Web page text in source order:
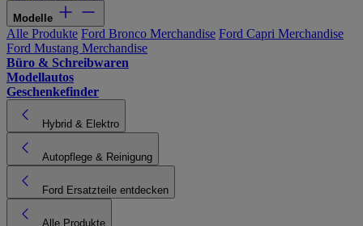
Modelle
Alle Produkte Ford Bronco Merchandise Ford Capri Merchandise
Ford Mustang Merchandise
Büro & Schreibwaren
Modellautos
Geschenkefinder
Hybrid & Elektro
Autopflege & Reinigung
Ford Ersatzteile entdecken
Alle Produkte